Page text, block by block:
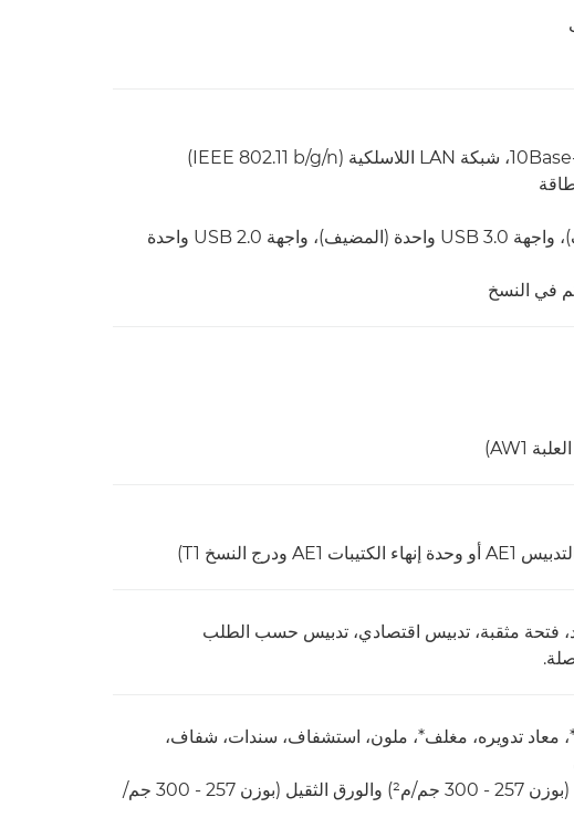
القياسية: واجهة USB 2.0 واحدة (المضيف)، واجهة USB 3.0 واحدة (المضيف)، واجهة USB 2.0 واحدة
في النسخ
فتحة مثقبة، تدبيس اقتصادي، تدبيس حسب الطلب
معاد تدويره، مغلف*، ملون، استشفاف، سندات، شفاف،
* مقاس SRA3 غير مدعوم للورق المغلف (بوزن 257 - 300 جم/م²) والورق الثقيل (بوزن 257 - 300 جم/